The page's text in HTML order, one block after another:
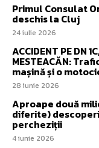
Primul Consulat
deschis la Cluj
24 iulie 2026
ACCIDENT PE DN
MESTEACĂN:
mașină și o
28 iunie 2026
Aproape două
diferite)
percheziții
4 iunie 2026